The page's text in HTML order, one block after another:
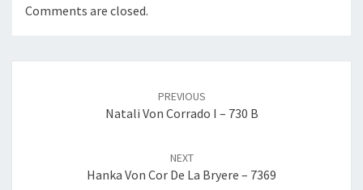
Comments are closed.
PREVIOUS
Natali Von Corrado I – 730 B
NEXT
Hanka Von Cor De La Bryere – 7369